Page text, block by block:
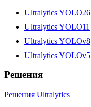
Ultralytics YOLO26
Ultralytics YOLO11
Ultralytics YOLOv8
Ultralytics YOLOv5
Решения
Решения Ultralytics